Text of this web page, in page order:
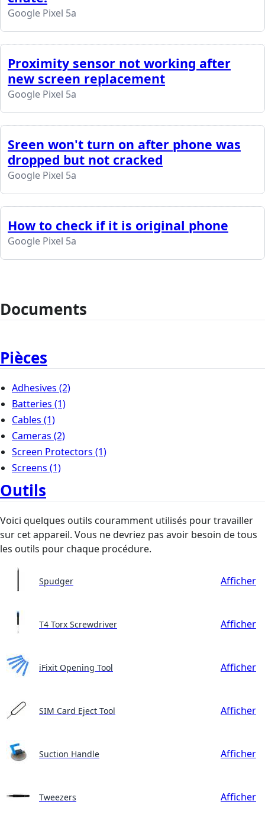
Google Pixel 5a
Proximity sensor not working after
new screen replacement
Google Pixel 5a
Sreen won't turn on after phone was
dropped but not cracked
Google Pixel 5a
How to check if it is original phone
Google Pixel 5a
Documents
Pièces
Adhesives (2)
Batteries (1)
Cables (1)
Cameras (2)
Screen Protectors (1)
Screens (1)
Outils
Voici quelques outils couramment utilisés pour travailler
sur cet appareil. Vous ne devriez pas avoir besoin de tous
les outils pour chaque procédure.
Spudger Afficher
T4 Torx Screwdriver Afficher
iFixit Opening Tool Afficher
SIM Card Eject Tool Afficher
Suction Handle Afficher
Tweezers Afficher